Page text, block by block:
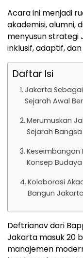
Acara ini menjadi
akademisi, alumni,
menyusun strategi
inklusif, adaptif,
Daftar Isi
Jakarta
Sejarah Awal
Merumuskan
Sejarah
Keseimbangan
Konsep
Kolaborasi
Bangun
Deftrianov dari
Jakarta masuk 20
manajemen